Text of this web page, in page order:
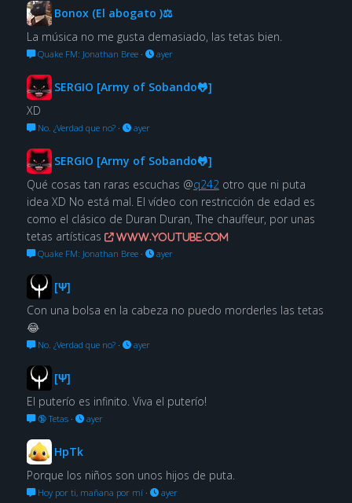
Bonox (El abogato )⚖
La música no me gusta demasiado, las tetas bien.
Quake FM: Jonathan Bree· ayer
SERGIO [Army of Sobando🐸]
XD
No. ¿Verdad que no?· ayer
SERGIO [Army of Sobando🐸]
Qué cosas tan raras escuchas @q242 otro que ni puta
idea XD No está mal. El vídeo con restricción de edad es
como el clásico de Duran Duran, The chauffeur, por unas
tetas artísticas
www.youtube.com
Quake FM: Jonathan Bree· ayer
[Ψ]
Con una bolsa en la cabeza no puedo morderles las tetas
😂
No. ¿Verdad que no?· ayer
[Ψ]
El puterío es infinito. Viva el puterío!
🔞 Tetas· ayer
HpTk
Porque los niños son unos hijos de puta.
Hoy por ti, mañana por mí· ayer